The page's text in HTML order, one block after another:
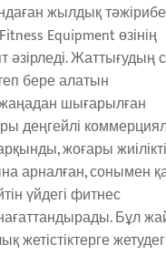
жылдық
Equipment өзінің
әзірледі. Жаттығудың
бере алатын
шығарылған
деңгейлі
жоғары жиілікті
арналған, сонымен
үйдегі фитнес
Бұл
жетістіктерге